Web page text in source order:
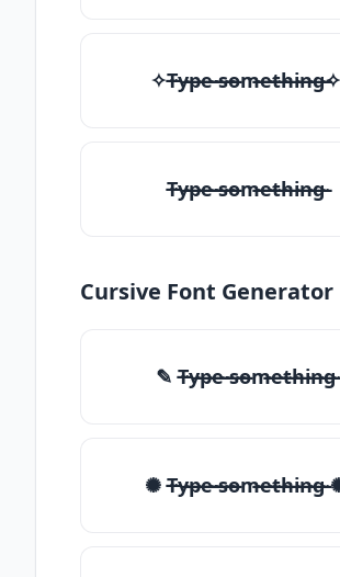
✧T̶̴y̶̴p̶̴e̶̴ ̶̴s̶̴o̶̴m̶̴e̶̴t̶̴h̶̴i̶̴n̶̴g̶̴✧
T̶̴y̶̴p̶̴e̶̴ ̶̴s̶̴o̶̴m̶̴e̶̴t̶̴h̶̴i̶̴n̶̴g̶̴
Cursive Font Generator
✎ T̶̴y̶̴p̶̴e̶̴ ̶̴s̶̴o̶̴m̶̴e̶̴t̶̴h̶̴i̶̴n̶̴g̶̴
✺ T̶̴y̶̴p̶̴e̶̴ ̶̴s̶̴o̶̴m̶̴e̶̴t̶̴h̶̴i̶̴n̶̴g̶̴